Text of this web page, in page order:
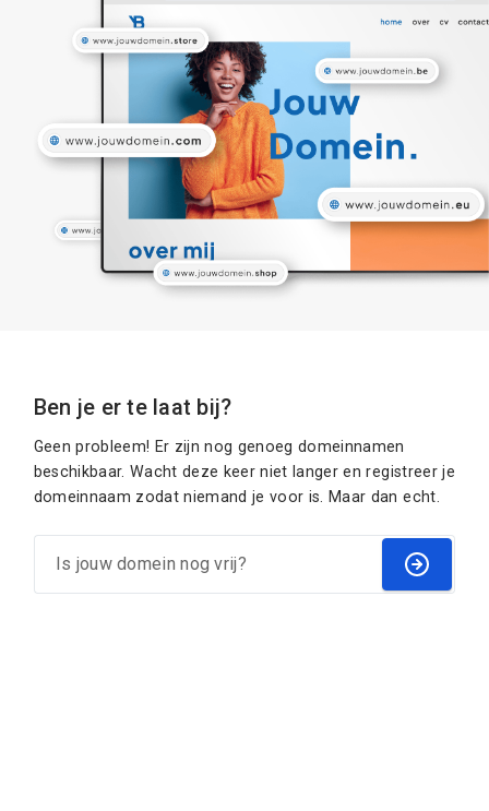
Ben je er te laat bij?
Geen probleem! Er zijn nog genoeg domeinnamen
beschikbaar. Wacht deze keer niet langer en registreer je
domeinnaam zodat niemand je voor is. Maar dan echt.